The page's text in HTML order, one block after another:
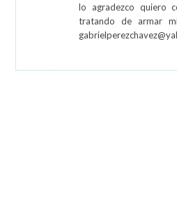
lo agradezco quiero
tratando de armar